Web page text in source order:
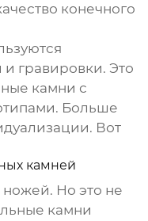
конечного
гравировки. Это
камни с
Больше
Вот
камней
ножей. Но это не
камни